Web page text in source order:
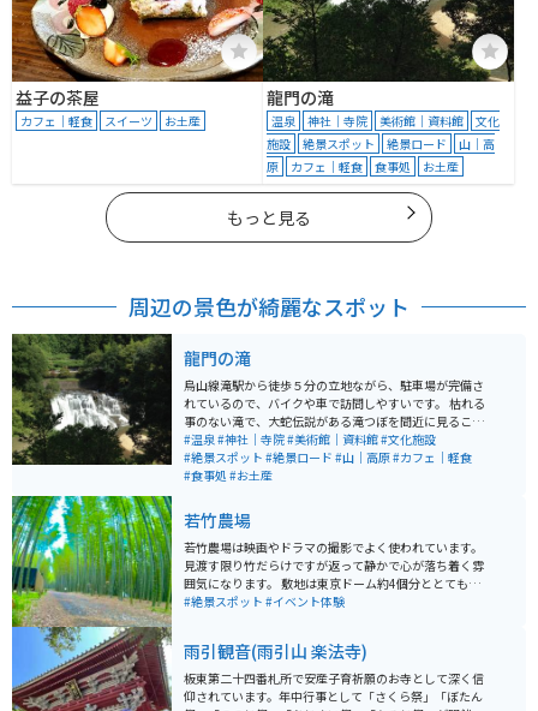
益子の茶屋
カフェ｜軽食 スイーツ お土産
龍門の滝
温泉 神社｜寺院 美術館｜資料館
文化
施設
絶景スポット 絶景ロード
山｜高
原
カフェ｜軽食 食事処 お土産
もっと見る
周辺の景色が綺麗なスポット
龍門の滝
烏山線滝駅から徒歩５分の立地ながら、駐車場が完備さ
れているので、バイクや車で訪問しやすいです。 枯れる
事のない滝で、大蛇伝説がある滝つぼを間近に見ること
ができます。ふるさと民芸館が隣接されており、龍にま
つわる伝承や伝説の龍について知ることができます。
#温泉#神社｜寺院#美術館｜資料館#文化施設
#絶景スポット #絶景ロード #山｜高原#カフェ｜軽食
#食事処 #お土産
若竹農場
若竹農場は映画やドラマの撮影でよく使われています。
見渡す限り竹だらけですが返って静かで心が落ち着く雰
囲気になります。 敷地は東京ドーム約4個分ととても広
いです。 とても広大な敷地なので、夜の時間になるとラ
#絶景スポット #イベント体験
雨引観音(雨引山 楽法寺)
板東第二十四番札所で安産子育祈願のお寺として深く信
仰されています。年中行事として「さくら祭」「ぼたん